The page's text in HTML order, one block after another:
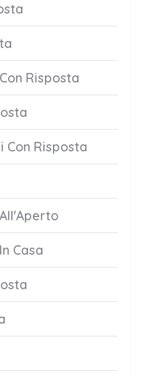
Risposta
Con Risposta
Casa